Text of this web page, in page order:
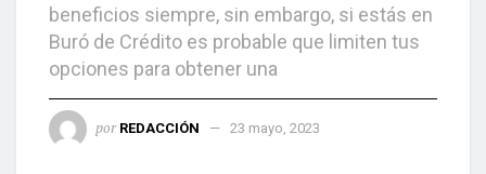
beneficios siempre, sin embargo, si estás en
Buró de Crédito es probable que limiten tus
opciones para obtener una
por REDACCIÓN 23 mayo, 2023